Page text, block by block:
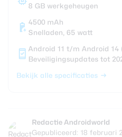
8 GB werkgeheugen
4500 mAh
Snelladen, 65 watt
Android 11 t/m Android 14
Beveiligingsupdates tot
Bekijk alle specificaties
Redactie Androidworld
Gepubliceerd: 18 februari